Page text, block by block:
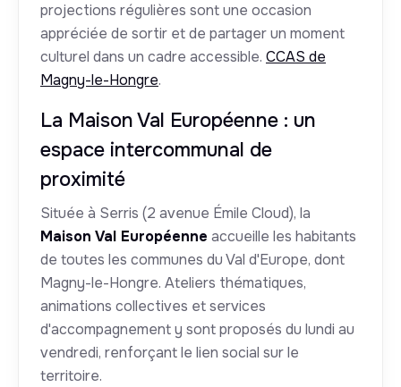
projections régulières sont une occasion
appréciée de sortir et de partager un moment
culturel dans un cadre accessible. CCAS de
Magny-le-Hongre.
La Maison Val Européenne : un
espace intercommunal de
proximité
Située à Serris (2 avenue Émile Cloud), la
Maison Val Européenne accueille les habitants
de toutes les communes du Val d'Europe, dont
Magny-le-Hongre. Ateliers thématiques,
animations collectives et services
d'accompagnement y sont proposés du lundi au
vendredi, renforçant le lien social sur le
territoire.